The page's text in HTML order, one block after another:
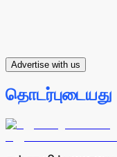
Advertise with us
தொடர்புடையது